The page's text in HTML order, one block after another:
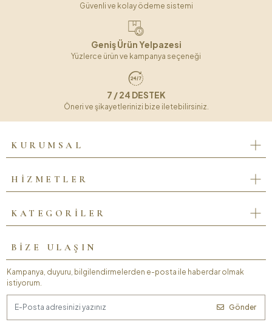
Güvenli ve kolay ödeme sistemi
Geniş Ürün Yelpazesi
Yüzlerce ürün ve kampanya seçeneği
7 / 24 DESTEK
Öneri ve şikayetlerinizi bize iletebilirsiniz.
KURUMSAL
HİZMETLER
KATEGORİLER
BİZE ULAŞIN
Kampanya, duyuru, bilgilendirmelerden e-posta ile haberdar olmak
istiyorum.
Gönder